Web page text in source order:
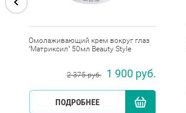
КУПИТЬ
Омолаживающий крем вокруг глаз
"Матриксил" 50мл Beauty Style
2 375 руб. 1 900 руб.
ПОДРОБНЕЕ